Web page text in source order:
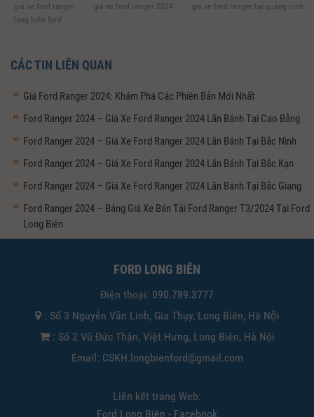
giá xe ford ranger
giá xe ford ranger 2024
giá xe ford ranger tại quảng ninh
long biên ford
CÁC TIN LIÊN QUAN
Giá Ford Ranger 2024: Khám Phá Các Phiên Bản Mới Nhất
Ford Ranger 2024 – Giá Xe Ford Ranger 2024 Lăn Bánh Tại Cao Bằng
Ford Ranger 2024 – Giá Xe Ford Ranger 2024 Lăn Bánh Tại Bắc Ninh
Ford Ranger 2024 – Giá Xe Ford Ranger 2024 Lăn Bánh Tại Bắc Kạn
Ford Ranger 2024 – Giá Xe Ford Ranger 2024 Lăn Bánh Tại Bắc Giang
Ford Ranger 2024 – Bảng Giá Xe Bán Tải Ford Ranger T3/2024 Tại Ford
Long Biên
FORD LONG BIÊN
Điện thoại: 090.789.3777
: Số 3 Nguyễn Văn Linh, Gia Thụy, Long Biên, Hà Nội
: Số 2 Vũ Đức Thận, Việt Hưng, Long Biên, Hà Nội
Email: CSKH.longbienford@gmail.com
Liên kết trang Web:
Ford Long Biên - Facebook